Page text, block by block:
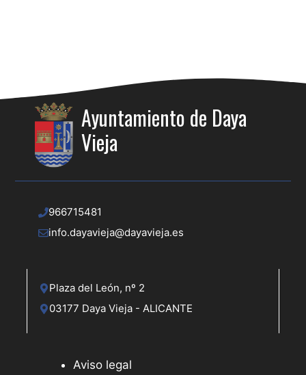
Ayuntamiento de Daya
Vieja
966715481
info.dayavieja@dayavieja.es
Plaza del León, nº 2
03177 Daya Vieja - ALICANTE
Aviso legal